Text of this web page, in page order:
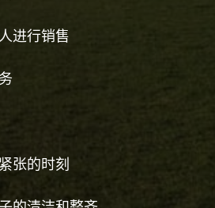
进行销售
张的时刻